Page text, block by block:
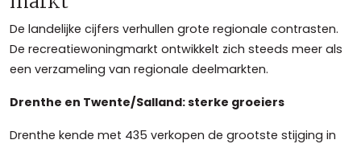
De landelijke cijfers verhullen grote regionale contrasten.
De recreatiewoningmarkt ontwikkelt zich steeds meer als
een verzameling van regionale deelmarkten.
Drenthe en Twente/Salland: sterke groeiers
Drenthe kende met 435 verkopen de grootste stijging in